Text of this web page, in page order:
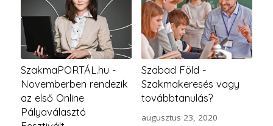
SzakmaPORTÁL.hu -
Novemberben rendezik
az első Online
Pályaválasztó
Szabad Föld -
Szakmakeresés vagy
továbbtanulás?
augusztus 23, 2020